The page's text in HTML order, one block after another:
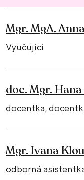
Mgr. MgA.
Vyučující
doc. Mgr.
docentka,
Mgr. Ivana
odborná